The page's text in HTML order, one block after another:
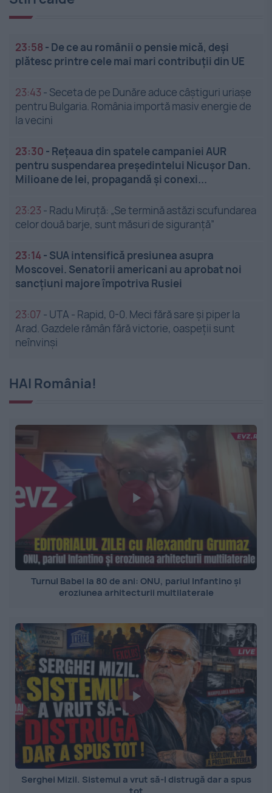
23:58 - De ce au românii o pensie mică, deși
plătesc printre cele mai mari contribuții din UE
23:43 - Seceta de pe Dunăre aduce câștiguri uriașe
pentru Bulgaria. România importă masiv energie de
la vecini
23:30 - Rețeaua din spatele campaniei AUR
pentru suspendarea președintelui Nicușor Dan.
Milioane de lei, propagandă și conexi...
23:23 - Radu Miruță: „Se termină astăzi scufundarea
celor două barje, sunt măsuri de siguranţă”
23:14- SUA intensifică presiunea asupra
Moscovei. Senatorii americani au aprobat noi
sancțiuni majore împotriva Rusiei
23:07 - UTA - Rapid, 0-0. Meci fără sare și piper la
Arad. Gazdele rămân fără victorie, oaspeții sunt
neînvinși
HAI România!
Turnul Babel la 80 de ani: ONU, pariul Infantino și
eroziunea arhitecturii multilaterale
Serghei Mizil. Sistemul a vrut să-l distrugă dar a spus